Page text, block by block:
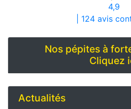
4,9
| 124 avis
Nos pépites à
Cliquez
Actualités